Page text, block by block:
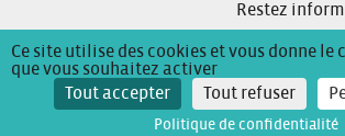
Restez
Conditions Générales de Location
Politique de confidentialité
Ce site utilise des cookies et vous donne le
que vous souhaitez activer
Tout accepter
Tout refuser
Politique de confidentialité